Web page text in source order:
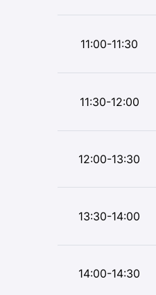
11:00-11:30
11:30-12:00
12:00-13:30
13:30-14:00
14:00-14:30